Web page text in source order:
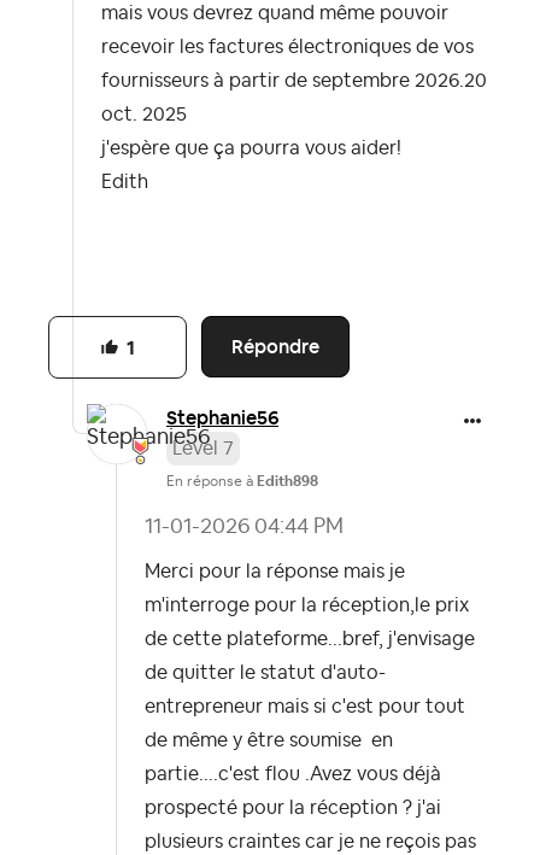
mais vous devrez quand même pouvoir
recevoir les factures électroniques de vos
fournisseurs à partir de septembre 2026. 20
oct. 2025
j'espère que ça pourra vous aider!
Edith
Répondre
1
Stephanie56
Level 7
En réponse à Edith898
‎11-01-2026 04:44 PM
Merci pour la réponse mais je
m'interroge pour la réception,le prix
de cette plateforme...bref, j'envisage
de quitter le statut d'auto-
entrepreneur mais si c'est pour tout
de même y être soumise en
partie....c'est flou .Avez vous déjà
prospecté pour la réception ? j'ai
plusieurs craintes car je ne reçois pas